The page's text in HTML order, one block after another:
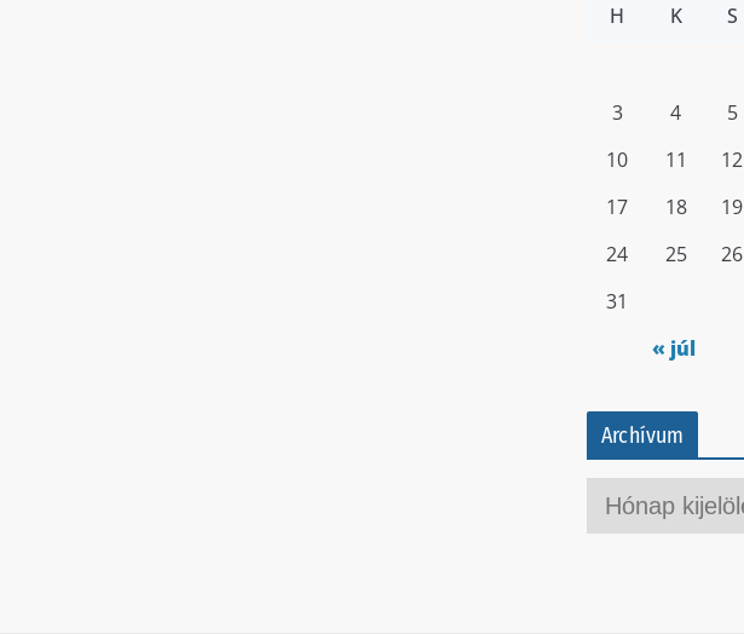
H
K S
« júl
3
4 5
10
11 12
17
18 19
24
25 26
31
Archívum
r